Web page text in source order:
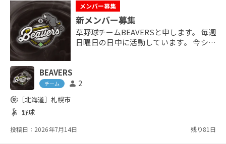
メンバー募集
新メンバー募集
草野球チームBEAVERSと申します。 毎週
日曜日の日中に活動しています。 今シー
に下記ポジションは大歓迎です。 ・投手
BEAVERS
チーム person 2
share_location ［北海道］ 札幌市
sports_handball 野球
投稿日：2026年7月14日 残り81日